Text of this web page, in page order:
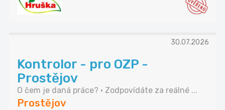
30.07.2026
Kontrolor - pro OZP -
Prostějov
O čem je daná práce? • Zodpovídáte za reálné ...
Prostějov